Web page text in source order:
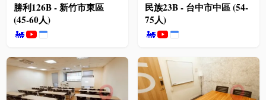
勝利126B - 新竹市東區
(45-60人)
🚂
民族23B - 台中市中區 (54-
75人)
🚂